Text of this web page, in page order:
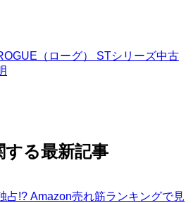
（ローグ） STシリーズ中古
る最新記事
占!? Amazon売れ筋ランキングで見